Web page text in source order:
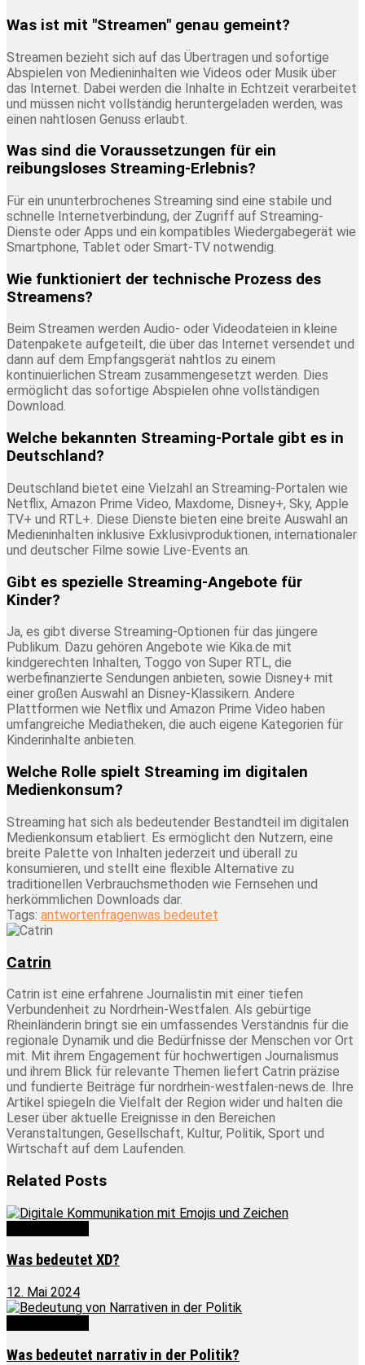
Was ist mit "Streamen" genau gemeint?
Streamen bezieht sich auf das Übertragen und sofortige
Abspielen von Medieninhalten wie Videos oder Musik über
das Internet. Dabei werden die Inhalte in Echtzeit verarbeitet
und müssen nicht vollständig heruntergeladen werden, was
einen nahtlosen Genuss erlaubt.
Was sind die Voraussetzungen für ein
reibungsloses Streaming-Erlebnis?
Für ein ununterbrochenes Streaming sind eine stabile und
schnelle Internetverbindung, der Zugriff auf Streaming-
Dienste oder Apps und ein kompatibles Wiedergabegerät wie
Smartphone, Tablet oder Smart-TV notwendig.
Wie funktioniert der technische Prozess des
Streamens?
Beim Streamen werden Audio- oder Videodateien in kleine
Datenpakete aufgeteilt, die über das Internet versendet und
dann auf dem Empfangsgerät nahtlos zu einem
kontinuierlichen Stream zusammengesetzt werden. Dies
ermöglicht das sofortige Abspielen ohne vollständigen
Download.
Welche bekannten Streaming-Portale gibt es in
Deutschland?
Deutschland bietet eine Vielzahl an Streaming-Portalen wie
Netflix, Amazon Prime Video, Maxdome, Disney+, Sky, Apple
TV+ und RTL+. Diese Dienste bieten eine breite Auswahl an
Medieninhalten inklusive Exklusivproduktionen, internationaler
und deutscher Filme sowie Live-Events an.
Gibt es spezielle Streaming-Angebote für
Kinder?
Ja, es gibt diverse Streaming-Optionen für das jüngere
Publikum. Dazu gehören Angebote wie Kika.de mit
kindgerechten Inhalten, Toggo von Super RTL, die
werbefinanzierte Sendungen anbieten, sowie Disney+ mit
einer großen Auswahl an Disney-Klassikern. Andere
Plattformen wie Netflix und Amazon Prime Video haben
umfangreiche Mediatheken, die auch eigene Kategorien für
Kinderinhalte anbieten.
Welche Rolle spielt Streaming im digitalen
Medienkonsum?
Streaming hat sich als bedeutender Bestandteil im digitalen
Medienkonsum etabliert. Es ermöglicht den Nutzern, eine
breite Palette von Inhalten jederzeit und überall zu
konsumieren, und stellt eine flexible Alternative zu
traditionellen Verbrauchsmethoden wie Fernsehen und
herkömmlichen Downloads dar.
Tags: antwortenfragenwas bedeutet
Catrin
Catrin ist eine erfahrene Journalistin mit einer tiefen
Verbundenheit zu Nordrhein-Westfalen. Als gebürtige
Rheinländerin bringt sie ein umfassendes Verständnis für die
regionale Dynamik und die Bedürfnisse der Menschen vor Ort
mit. Mit ihrem Engagement für hochwertigen Journalismus
und ihrem Blick für relevante Themen liefert Catrin präzise
und fundierte Beiträge für nordrhein-westfalen-news.de. Ihre
Artikel spiegeln die Vielfalt der Region wider und halten die
Leser über aktuelle Ereignisse in den Bereichen
Veranstaltungen, Gesellschaft, Kultur, Politik, Sport und
Wirtschaft auf dem Laufenden.
Related Posts
Was bedeutet XD?
12. Mai 2024
Was bedeutet narrativ in der Politik?